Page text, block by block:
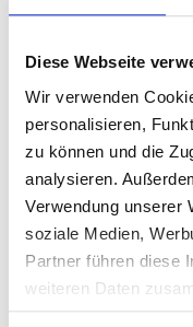
Diese Webseite
Wir verwenden
personalisieren,
zu können und die
analysieren.
Verwendung unserer
soziale Medien,
Partner führen diese
weiteren Daten
haben oder die sie
10.10.2025
Ein Leben in